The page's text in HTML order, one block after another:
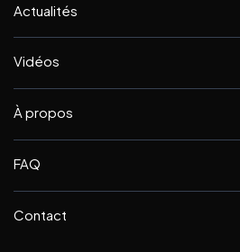
Actualités
Vidéos
À propos
FAQ
Contact